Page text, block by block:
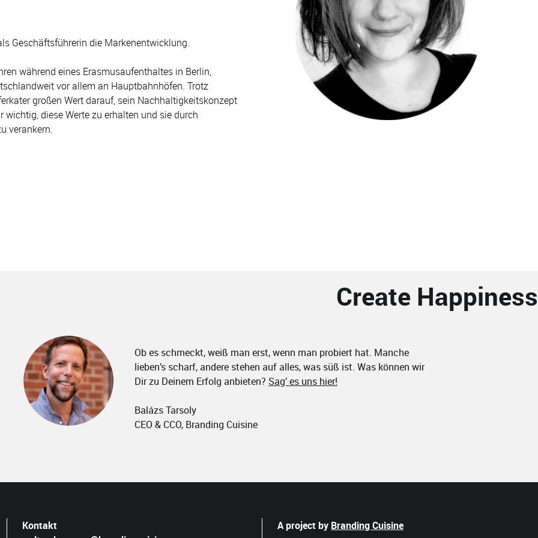
Geschäftsführerin die Markenentwicklung.
während eines Erasmusaufenthaltes in Berlin,
vor allem an Hauptbahnhöfen. Trotz
großen Wert darauf, sein Nachhaltigkeitskonzept
diese Werte zu erhalten und sie durch
verankern.
Create Happiness!
Ob es schmeckt, weiß man erst, wenn man probiert hat. Manche
lieben’s scharf, andere stehen auf alles, was süß ist. Was können wir
Dir zu Deinem Erfolg anbieten? Sag’ es uns hier!
Balázs Tarsoly
CEO & CCO, Branding Cuisine
Kontakt
A project by Branding Cuisine